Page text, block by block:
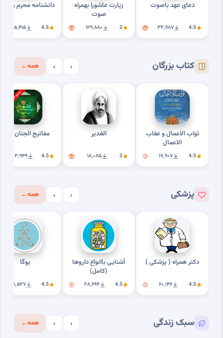
دعای عهد باصوت
4.5 ۳۲٬۹۸۷
زیارت عاشورا بهمراه
صوت
2 ۱۲۹٬۸۸۰
دانشنامه محرم
4.5 ۲۵٬۴۱۵
کتاب بزرگان ‹
› همه←
ثواب الاعمال و عقاب
الاعمال
4.5 ۱۷٬۹۰۷
الغدیر
2 ۱۸٬۰۸۵
مفاتیح الجنان کامل
4.5 ۲۰۳٬۹۴۹
پزشکی ‹
› همه←
دکتر همراه ( پزشکی )
4.5 ۶۰٬۱۴۶
آشنایی باانواع داروها
(کامل)
4.5 ۲۸٬۶۹۴
یوگا
4.5 ۱۸٬۵۲۷
سبک زندگی ‹
› همه←